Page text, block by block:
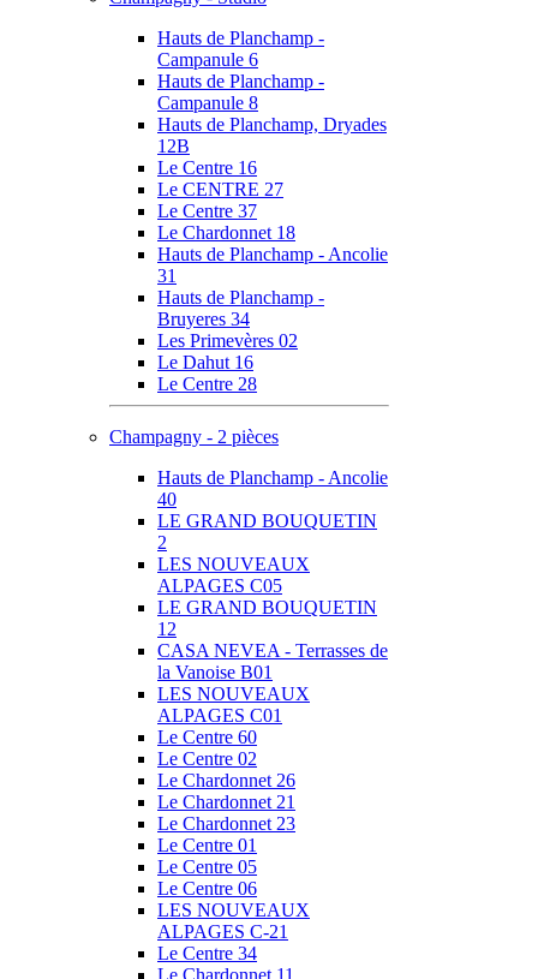
Hauts de Planchamp -
Campanule 6
Hauts de Planchamp -
Campanule 8
Hauts de Planchamp, Dryades
12B
Le Centre 16
Le CENTRE 27
Le Centre 37
Le Chardonnet 18
Hauts de Planchamp - Ancolie
31
Hauts de Planchamp -
Bruyeres 34
Les Primevères 02
Le Dahut 16
Le Centre 28
Champagny - 2 pièces
Hauts de Planchamp - Ancolie
40
LE GRAND BOUQUETIN
2
LES NOUVEAUX
ALPAGES C05
LE GRAND BOUQUETIN
12
CASA NEVEA - Terrasses de
la Vanoise B01
LES NOUVEAUX
ALPAGES C01
Le Centre 60
Le Centre 02
Le Chardonnet 26
Le Chardonnet 21
Le Chardonnet 23
Le Centre 01
Le Centre 05
Le Centre 06
LES NOUVEAUX
ALPAGES C-21
Le Centre 34
Le Chardonnet 11